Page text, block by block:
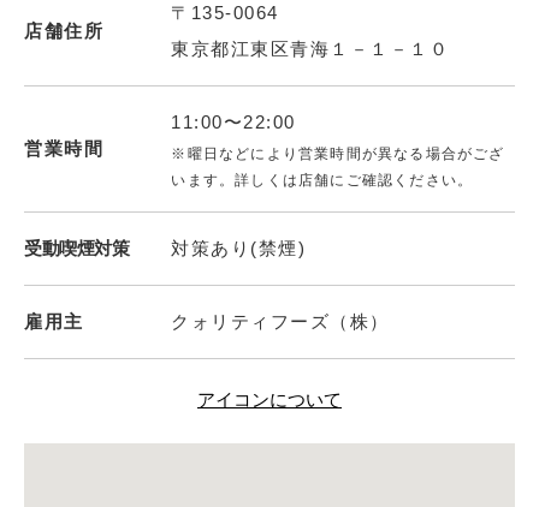
店舗住所
〒135-0064
東京都江東区青海１－１－１０
営業時間
11:00〜22:00
※曜日などにより営業時間が異なる場合がござ
います。詳しくは店舗にご確認ください。
受動喫煙対策 対策あり(禁煙)
雇用主 クォリティフーズ（株）
アイコンについて